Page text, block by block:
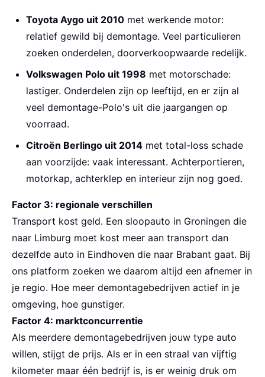
Toyota Aygo uit 2010 met werkende motor:
relatief gewild bij demontage. Veel particulieren
zoeken onderdelen, doorverkoopwaarde redelijk.
Volkswagen Polo uit 1998 met motorschade:
lastiger. Onderdelen zijn op leeftijd, en er zijn al
veel demontage-Polo's uit die jaargangen op
voorraad.
Citroën Berlingo uit 2014 met total-loss schade
aan voorzijde: vaak interessant. Achterportieren,
motorkap, achterklep en interieur zijn nog goed.
Factor 3: regionale verschillen
Transport kost geld. Een sloopauto in Groningen die
naar Limburg moet kost meer aan transport dan
dezelfde auto in Eindhoven die naar Brabant gaat. Bij
ons platform zoeken we daarom altijd een afnemer in
je regio. Hoe meer demontagebedrijven actief in je
omgeving, hoe gunstiger.
Factor 4: marktconcurrentie
Als meerdere demontagebedrijven jouw type auto
willen, stijgt de prijs. Als er in een straal van vijftig
kilometer maar één bedrijf is, is er weinig druk om